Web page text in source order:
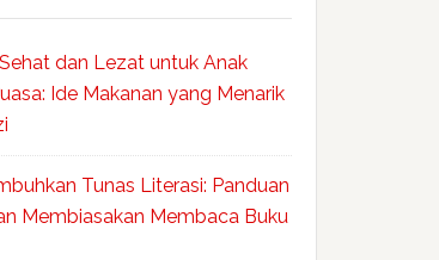
dan Lezat untuk Anak
Ide Makanan yang Menarik
Tunas Literasi: Panduan
Membiasakan Membaca Buku